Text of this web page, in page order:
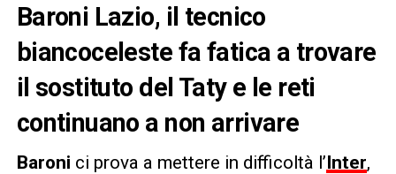
Baroni Lazio, il tecnico
biancoceleste fa fatica a trovare
il sostituto del Taty e le reti
continuano a non arrivare
Baroni ci prova a mettere in difficoltà l’Inter,